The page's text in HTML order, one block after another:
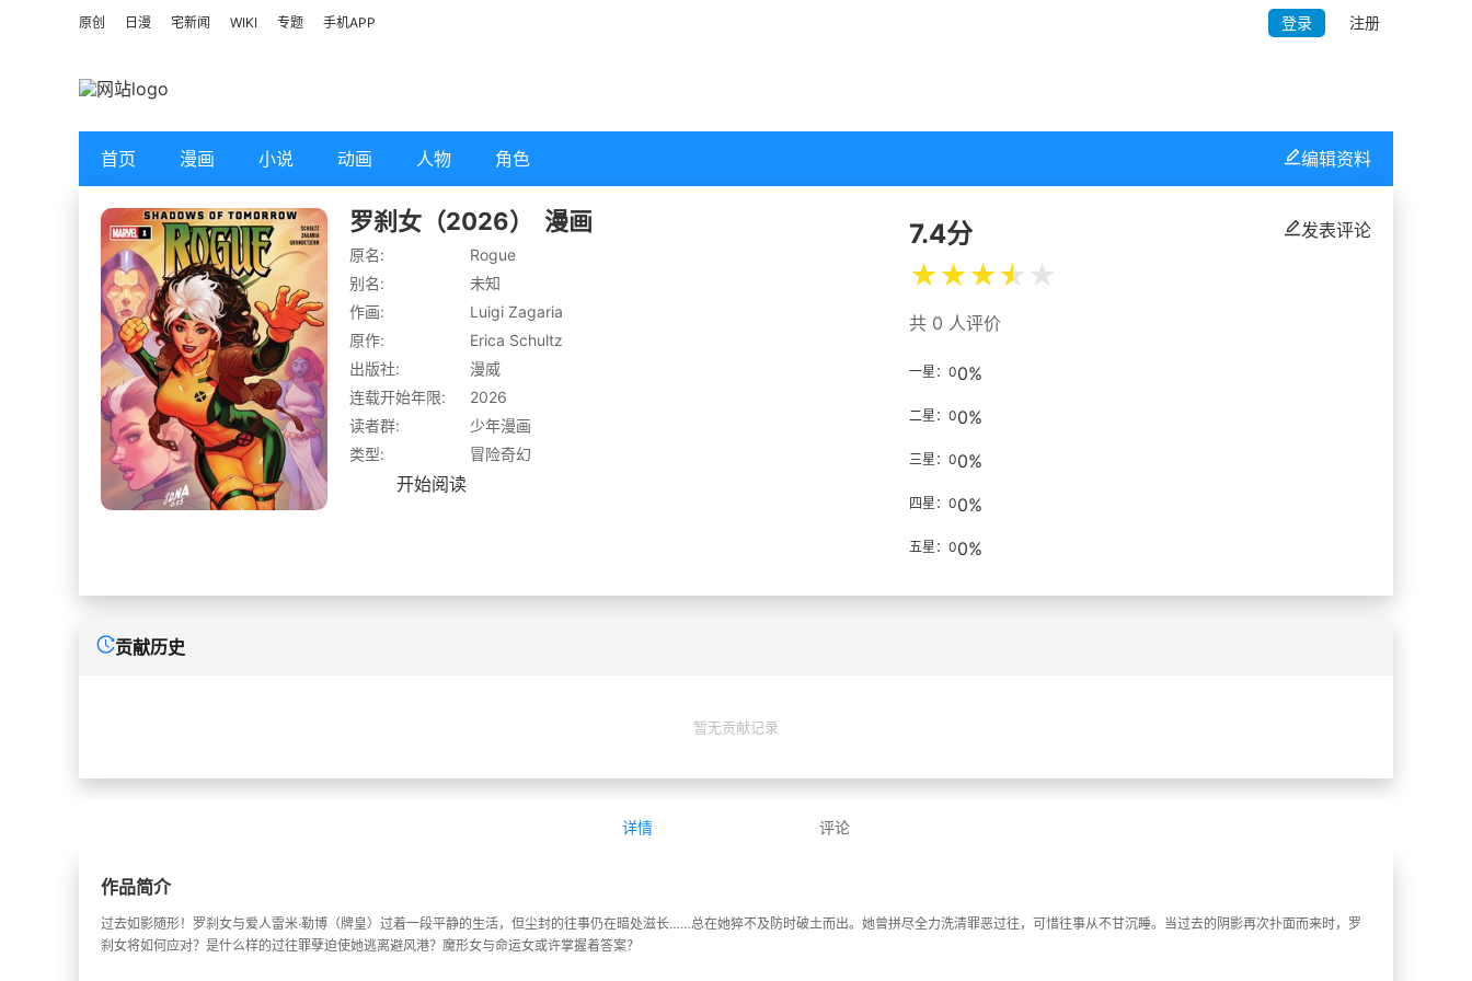
原创 日漫 宅新闻 WIKI 专题 手机APP 登录 注册
首页 漫画 小说 动画 人物 角色
罗刹女（2026） 漫画
原名:
Rogue
别名:
未知
作画:
Luigi Zagaria
原作:
Erica Schultz
出版社:
漫威
连载开始年限:
2026
读者群:
少年漫画
类型:
冒险奇幻
开始阅读
发表评论
7.4分
★★★★ ★
共 0 人评价
一星：00%
二星：00%
三星：00%
四星：00%
五星：00%
编辑资料
贡献历史
暂无贡献记录
详情 评论
作品简介
过去如影随形！罗刹女与爱人雷米·勒博（牌皇）过着一段平静的生活，但尘封的往事仍在暗处滋长……总在她猝不及防时破土而出。她曾拼尽全力洗清罪恶过往，可惜往事从不甘沉睡。当过去的阴影再次扑面而来时，罗
刹女将如何应对？是什么样的过往罪孽迫使她逃离避风港？魔形女与命运女或许掌握着答案？